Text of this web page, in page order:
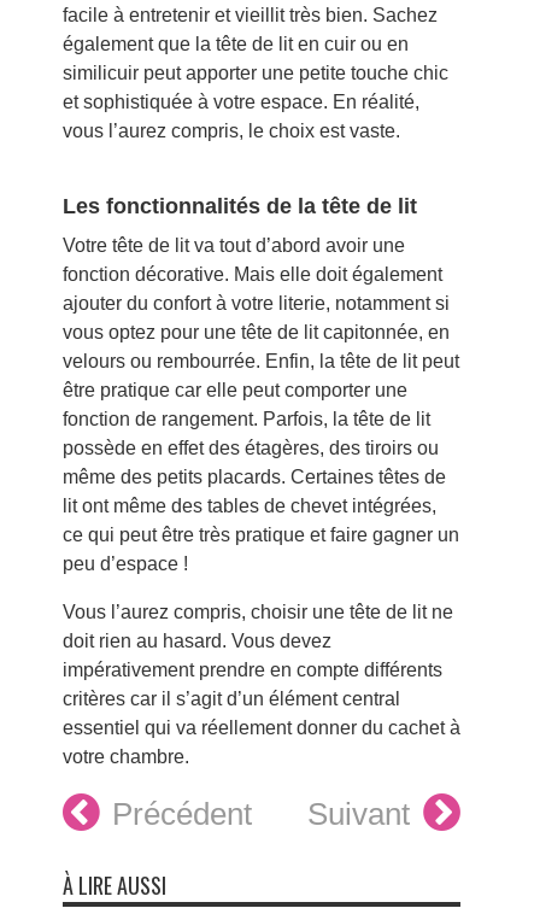
facile à entretenir et vieillit très bien. Sachez
également que la tête de lit en cuir ou en
similicuir peut apporter une petite touche chic
et sophistiquée à votre espace. En réalité,
vous l’aurez compris, le choix est vaste.
Les fonctionnalités de la tête de lit
Votre tête de lit va tout d’abord avoir une
fonction décorative. Mais elle doit également
ajouter du confort à votre literie, notamment si
vous optez pour une tête de lit capitonnée, en
velours ou rembourrée. Enfin, la tête de lit peut
être pratique car elle peut comporter une
fonction de rangement. Parfois, la tête de lit
possède en effet des étagères, des tiroirs ou
même des petits placards. Certaines têtes de
lit ont même des tables de chevet intégrées,
ce qui peut être très pratique et faire gagner un
peu d’espace !
Vous l’aurez compris, choisir une tête de lit ne
doit rien au hasard. Vous devez
impérativement prendre en compte différents
critères car il s’agit d’un élément central
essentiel qui va réellement donner du cachet à
votre chambre.
Précédent Suivant
À LIRE AUSSI